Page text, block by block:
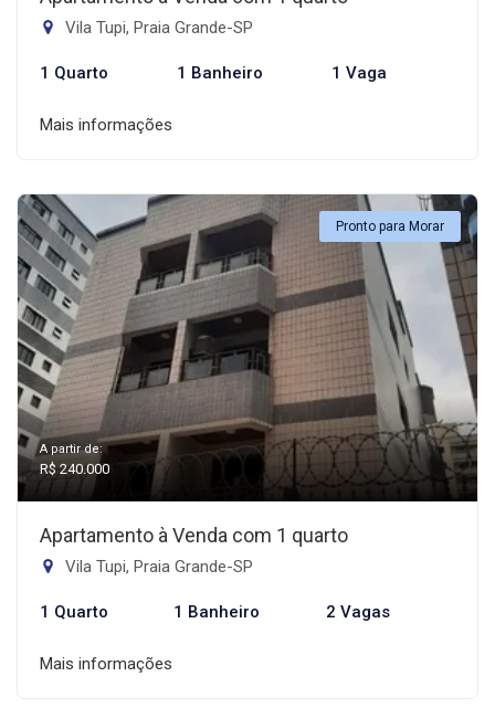
Vila Tupi, Praia Grande-SP
1 Quarto 1 Banheiro 1 Vaga
Mais informações
Pronto para Morar
A partir de:
R$ 240.000
Apartamento à Venda com 1 quarto
Vila Tupi, Praia Grande-SP
1 Quarto 1 Banheiro 2 Vagas
Mais informações